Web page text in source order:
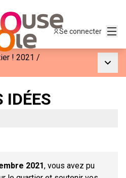
Se connecter
! 2021 /
IDÉES
2021, vous avez pu